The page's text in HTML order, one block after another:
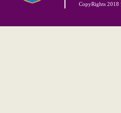
CopyRights